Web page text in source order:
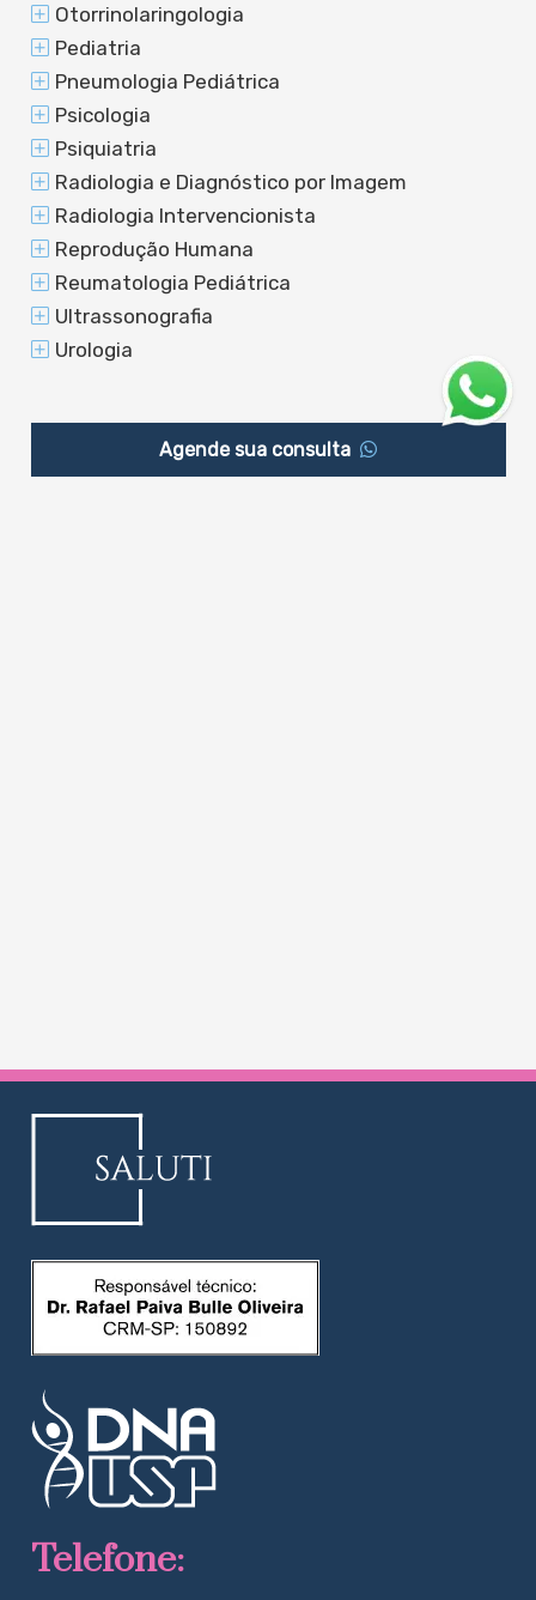
Otorrinolaringologia
Pediatria
Pneumologia Pediátrica
Psicologia
Psiquiatria
Radiologia e Diagnóstico por Imagem
Radiologia Intervencionista
Reprodução Humana
Reumatologia Pediátrica
Ultrassonografia
Urologia
Agende sua consulta
Telefone: